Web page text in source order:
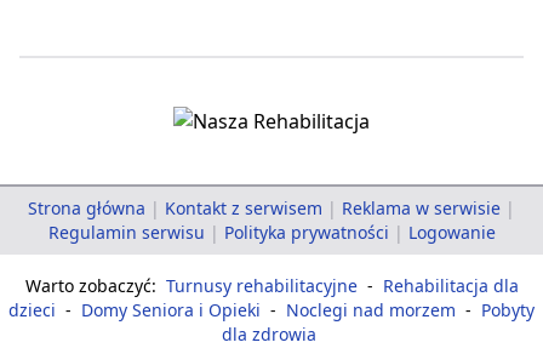
Strona główna | Kontakt z serwisem | Reklama w serwisie |
Regulamin serwisu | Polityka prywatności | Logowanie
Warto zobaczyć: Turnusy rehabilitacyjne - Rehabilitacja dla
dzieci - Domy Seniora i Opieki - Noclegi nad morzem - Pobyty
dla zdrowia